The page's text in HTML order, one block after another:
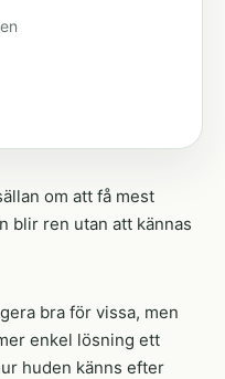
om att få mest
blir ren utan att kännas
bra för vissa, men
enkel lösning ett
huden känns efter